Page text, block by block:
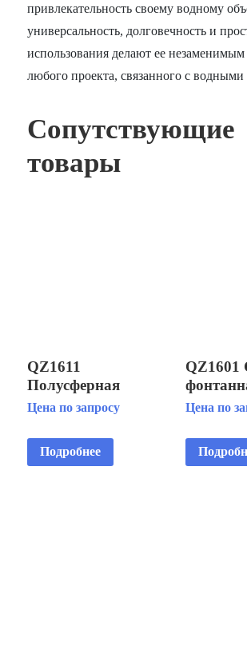
привлекательность своему водному
универсальность, долговечность и
использования делают ее
любого проекта, связанного с водными
Сопутствующие
товары
QZ1611
Полусферная
фонтанная насадка
Цена по запросу
Подробнее
QZ1601
Цена по